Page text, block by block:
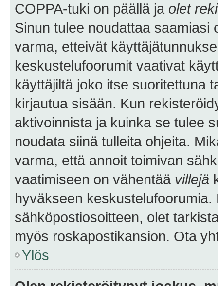
COPPA-tuki on päällä ja olet
Sinun tulee noudattaa saamiasi
varma, etteivät
keskustelufoorumit vaativat
käyttäjiltä joko itse suoritettuna
kirjautua sisään. Kun
aktivoinnista ja kuinka se tulee
noudata siinä tulleita ohjeita.
varma, että annoit toimivan
vaatimiseen on vähentää villejä
hyväkseen
sähköpostiosoitteen, olet
myös roskapostikansion. Ota
Ylös